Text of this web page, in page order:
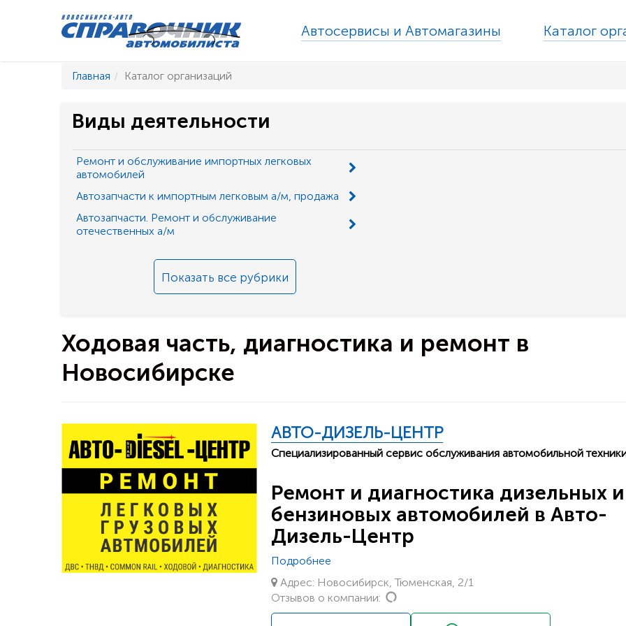
Автосервисы и Автомагазины Каталог
Главная Каталог организаций
Виды деятельности
Ремонт и обслуживание импортных легковых
автомобилей
Автозапчасти к импортным легковым а/м, продажа
Автозапчасти. Ремонт и обслуживание
отечественных а/м
Показать все рубрики
Ходовая часть, диагностика и ремонт в
Новосибирске
АВТО-ДИЗЕЛЬ-ЦЕНТР
Специализированный сервис обслуживания автомобильной
Ремонт и диагностика дизельных и
бензиновых автомобилей в Авто-
Дизель-Центр
Подробнее
Адрес: Новосибирск, Тюменская, 2/1
Отзывов о компании: